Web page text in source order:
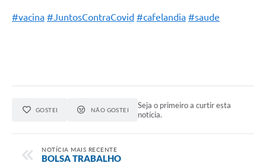
#vacina #JuntosContraCovid #cafelandia #saude
GOSTEI NÃO GOSTEI
Seja o primeiro a curtir esta
notícia.
NOTÍCIA MAIS RECENTE
BOLSA TRABALHO